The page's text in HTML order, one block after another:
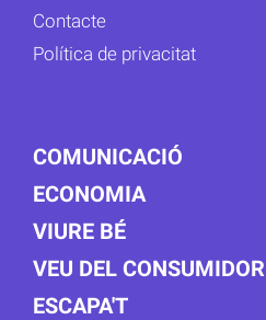
Contacte
Política de privacitat
COMUNICACIÓ
ECONOMIA
VIURE BÉ
VEU DEL CONSUMIDOR
ESCAPA'T